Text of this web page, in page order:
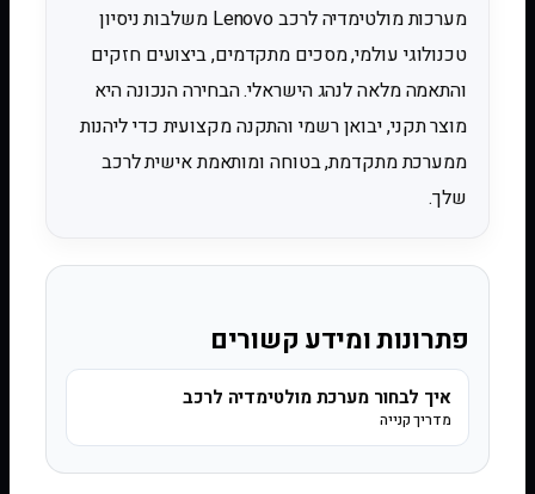
מערכות מולטימדיה לרכב Lenovo משלבות ניסיון
טכנולוגי עולמי, מסכים מתקדמים, ביצועים חזקים
והתאמה מלאה לנהג הישראלי. הבחירה הנכונה היא
מוצר תקני, יבואן רשמי והתקנה מקצועית כדי ליהנות
ממערכת מתקדמת, בטוחה ומותאמת אישית לרכב
שלך.
פתרונות ומידע קשורים
איך לבחור מערכת מולטימדיה לרכב
מדריך קנייה